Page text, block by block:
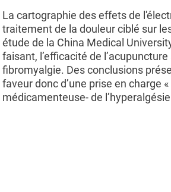
La cartographie des effets de
traitement de la douleur ciblé sur
étude de la China Medical
faisant, l’efficacité de
fibromyalgie. Des conclusions
faveur donc d’une prise en charge
médicamenteuse- de